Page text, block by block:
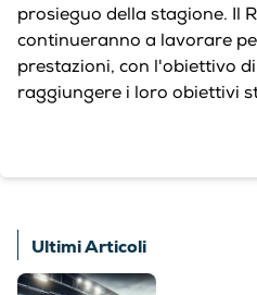
prosieguo della stagione. Il
continueranno a lavorare
prestazioni, con l'obiettivo
raggiungere i loro obiettivi
Ultimi Articoli